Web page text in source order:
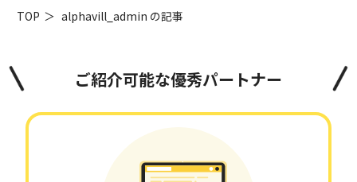
TOP ＞ alphavill_admin の記事
ご紹介可能な優秀パートナー